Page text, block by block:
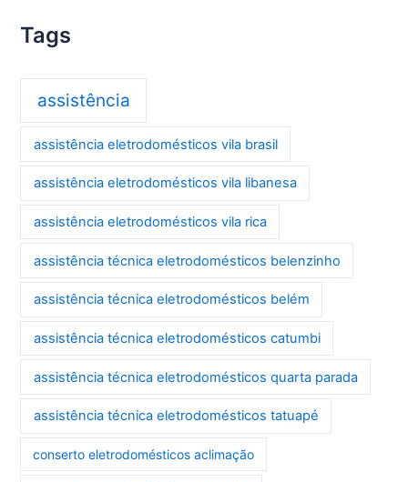
Tags
assistência
assistência eletrodomésticos vila brasil
assistência eletrodomésticos vila libanesa
assistência eletrodomésticos vila rica
assistência técnica eletrodomésticos belenzinho
assistência técnica eletrodomésticos belém
assistência técnica eletrodomésticos catumbi
assistência técnica eletrodomésticos quarta parada
assistência técnica eletrodomésticos tatuapé
conserto eletrodomésticos aclimação